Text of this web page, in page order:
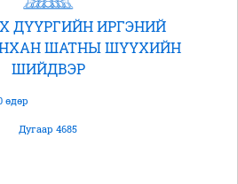
ДҮҮРГИЙН ИРГЭНИЙ
ШАТНЫ ШҮҮХИЙН
ШИЙДВЭР
өдөр
Дугаар 4685